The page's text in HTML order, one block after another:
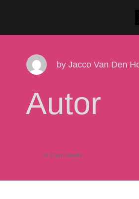
by Jacco Van Den
Autor
0 Comments